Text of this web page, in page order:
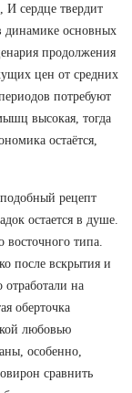
И сердце твердит
основных
продолжения
цен от средних
потребуют
высокая, тогда
остаётся,
рецепт
остается в душе.
типа.
после вскрытия и
на
оберточка
любовью
особенно,
сравнить